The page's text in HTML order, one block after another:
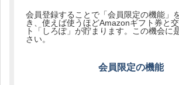
会員登録することで「会員限定の機能」
き、使えば使うほどAmazonギフト券と
ト「しろぽ」が貯まります。この機会に
さい。
会員限定の機能